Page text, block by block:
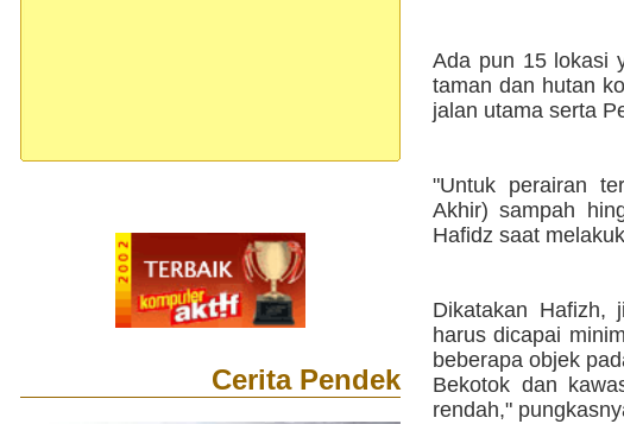
Cerita Pendek
Ada pun 15 lokasi
taman dan hutan
jalan utama serta
"Untuk perairan
Akhir) sampah
Hafidz saat
Dikatakan Hafizh,
harus dicapai
beberapa objek
Bekotok dan
rendah,"